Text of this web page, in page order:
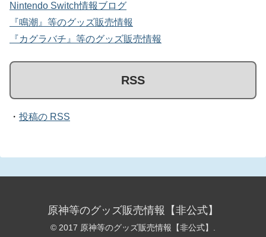
Nintendo Switch情報ブログ
『鳴潮』等のグッズ販売情報
『カグラバチ』等のグッズ販売情報
RSS
・ 投稿の RSS
原神等のグッズ販売情報【非公式】
© 2017 原神等のグッズ販売情報【非公式】.